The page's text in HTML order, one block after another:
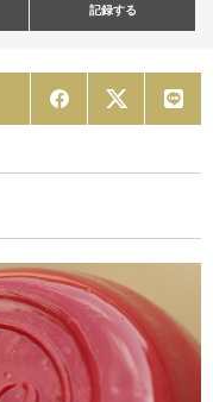
記録する